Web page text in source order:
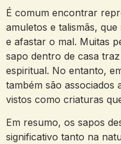
É comum encontrar
amuletos e talismãs,
e afastar o mal. Muitas
sapo dentro de ​casa
espiritual. No entanto,
também são associados
vistos‌ como criaturas
Em resumo, os sapos
significativo tanto ⁤na